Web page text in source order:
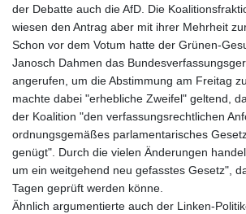
der Debatte auch die AfD. Die
wiesen den Antrag aber mit ihrer Mehrheit
Schon vor dem Votum hatte der Grünen-
Janosch Dahmen das
angerufen, um die Abstimmung am Freitag
machte dabei "erhebliche Zweifel" geltend,
der Koalition "den verfassungsrechtlichen
ordnungsgemäßes parlamentarisches
genügt". Durch die vielen Änderungen
um ein weitgehend neu gefasstes Gesetz",
Tagen geprüft werden könne.
Ähnlich argumentierte auch der Linken-